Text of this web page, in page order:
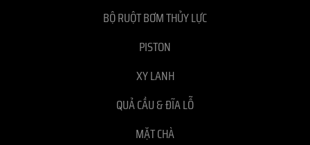
BỘ RUỘT BƠM THỦY LỰC
PISTON
XY LANH
QUẢ CẦU & ĐĨA LỖ
MẶT CHÀ